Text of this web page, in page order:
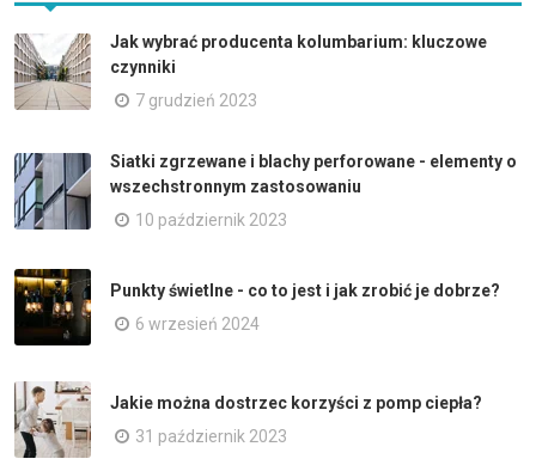
Jak wybrać producenta kolumbarium: kluczowe
czynniki
7 grudzień 2023
Siatki zgrzewane i blachy perforowane - elementy o
wszechstronnym zastosowaniu
10 październik 2023
Punkty świetlne - co to jest i jak zrobić je dobrze?
6 wrzesień 2024
Jakie można dostrzec korzyści z pomp ciepła?
31 październik 2023